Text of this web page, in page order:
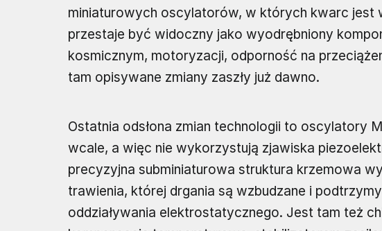
miniaturowych oscylatorów, w których kwarc jest
przestaje być widoczny jako wyodrębniony
kosmicznym, motoryzacji, odporność na
tam opisywane zmiany zaszły już dawno.
Ostatnia odsłona zmian technologii to oscylatory
wcale, a więc nie wykorzystują zjawiska
precyzyjna subminiaturowa struktura krzemowa
trawienia, której drgania są wzbudzane i
oddziaływania elektrostatycznego. Jest tam też